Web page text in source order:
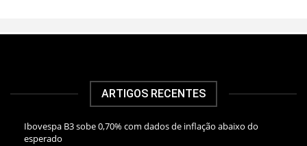
ARTIGOS RECENTES
Ibovespa B3 sobe 0,70% com dados de inflação abaixo do
esperado